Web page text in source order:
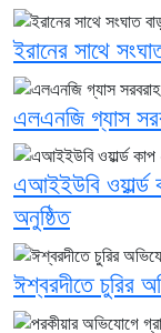
ইরানের সাথে
এলএনজি গ্যাস
এআইইউবি
অনুষ্ঠিত
ঈশ্বরদীতে চুরির